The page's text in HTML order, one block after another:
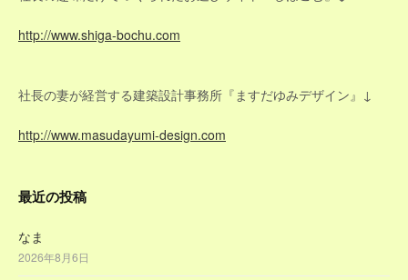
シ
ョ
ン
http://www.shiga-bochu.com
社長の妻が経営する建築設計事務所『ますだゆみデザイン』↓
http://www.masudayumi-design.com
最近の投稿
なま
2026年8月6日